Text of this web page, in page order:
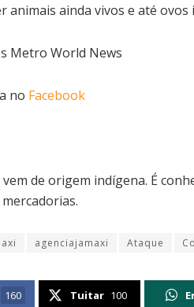
animais ainda vivos e até ovos
Metro World News
no Facebook
vem de origem indígena. É
agenciajamaxi Ataque
160 Tuitar 100